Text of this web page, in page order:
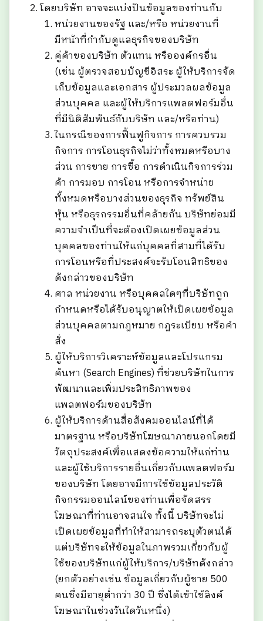
โดยบริษัท อาจจะแบ่งปันข้อมูลของท่านกับ
หน่วยงานของรัฐ และ/หรือ หน่วยงานที่
มีหน้าที่กำกับดูแลธุรกิจของบริษัท
คู่ค้าของบริษัท ตัวแทน หรือองค์กรอื่น
(เช่น ผู้ตรวจสอบบัญชีอิสระ ผู้ให้บริการจัด
เก็บข้อมูลและเอกสาร ผู้ประมวลผลข้อมูล
ส่วนบุคคล และผู้ให้บริการแพลตฟอร์มอื่น
ที่มีนิติสัมพันธ์กับบริษัท และ/หรือท่าน)
ในกรณีของการฟื้นฟูกิจการ การควบรวม
กิจการ การโอนธุรกิจไม่ว่าทั้งหมดหรือบาง
ส่วน การขาย การซื้อ การดำเนินกิจการร่วม
ค้า การมอบ การโอน หรือการจำหน่าย
ทั้งหมดหรือบางส่วนของธุรกิจ ทรัพย์สิน
หุ้น หรือธุรกรรมอื่นที่คล้ายกัน บริษัทย่อมมี
ความจำเป็นที่จะต้องเปิดเผยข้อมูลส่วน
บุคคลของท่านให้แก่บุคคลที่สามที่ได้รับ
การโอนหรือที่ประสงค์จะรับโอนสิทธิของ
ดังกล่าวของบริษัท
ศาล หน่วยงาน หรือบุคคลใดๆที่บริษัทถูก
กำหนดหรือได้รับอนุญาตให้เปิดเผยข้อมูล
ส่วนบุคคลตามกฎหมาย กฎระเบียบ หรือคำ
สั่ง
ผู้ให้บริการวิเคราะห์ข้อมูลและโปรแกรม
ค้นหา (Search Engines) ที่ช่วยบริษัทในการ
พัฒนาและเพิ่มประสิทธิภาพของ
แพลตฟอร์มของบริษัท
ผู้ให้บริการด้านสื่อสังคมออนไลน์ที่ได้
มาตรฐาน หรือบริษัทโฆษณาภายนอกโดยมี
วัตถุประสงค์เพื่อแสดงข้อความให้แก่ท่าน
และผู้ใช้บริการรายอื่นเกี่ยวกับแพลตฟอร์ม
ของบริษัท โดยอาจมีการใช้ข้อมูลประวัติ
กิจกรรมออนไลน์ของท่านเพื่อจัดสรร
โฆษณาที่ท่านอาจสนใจ ทั้งนี้ บริษัทจะไม่
เปิดเผยข้อมูลที่ทำให้สามารถระบุตัวตนได้
แต่บริษัทจะให้ข้อมูลในภาพรวมเกี่ยวกับผู้
ใช้ของบริษัทแก่ผู้ให้บริการ/บริษัทดังกล่าว
(ยกตัวอย่างเช่น ข้อมูลเกี่ยวกับผู้ชาย 500
คนซึ่งมีอายุต่ำกว่า 30 ปี ซึ่งได้เข้าใช้ลิงค์
โฆษณาในช่วงวันใดวันหนึ่ง)